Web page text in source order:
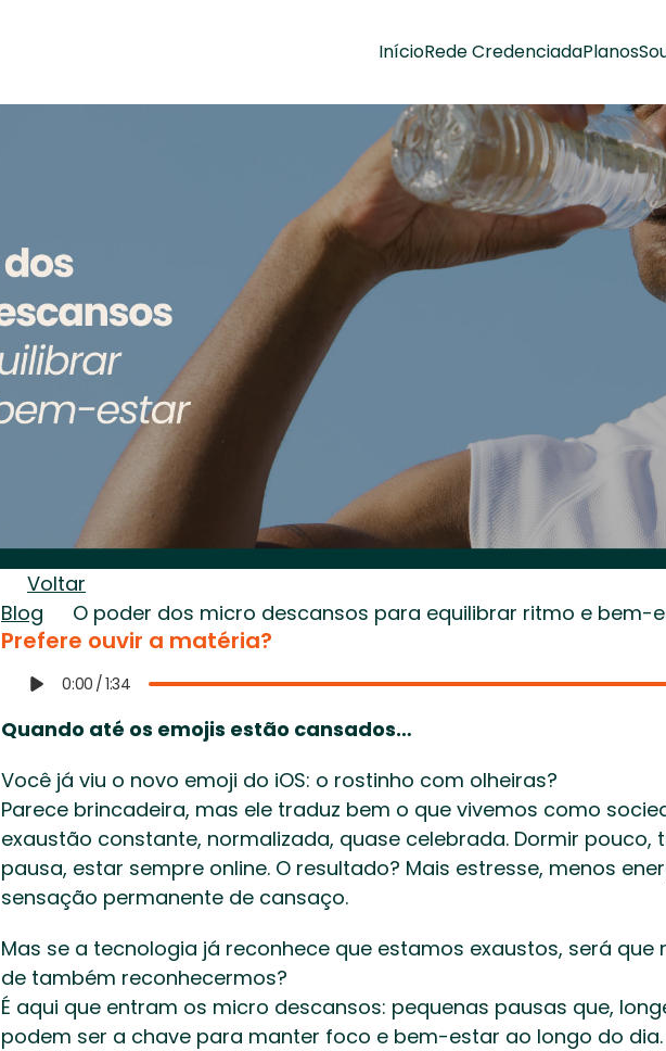
InícioRede CredenciadaPlanos
Voltar
Blog
O poder dos micro descansos para equilibrar ritmo e bem-
Prefere ouvir a matéria?
0:00 /1:34
Quando até os emojis estão cansados…
Você já viu o novo emoji do iOS: o rostinho com olheiras?
Parece brincadeira, mas ele traduz bem o que vivemos como
exaustão constante, normalizada, quase celebrada. Dormir pouco,
pausa, estar sempre online. O resultado? Mais estresse, menos
sensação permanente de cansaço.
Mas se a tecnologia já reconhece que estamos exaustos, será que
de também reconhecermos?
É aqui que entram os micro descansos: pequenas pausas que,
podem ser a chave para manter foco e bem-estar ao longo do dia.